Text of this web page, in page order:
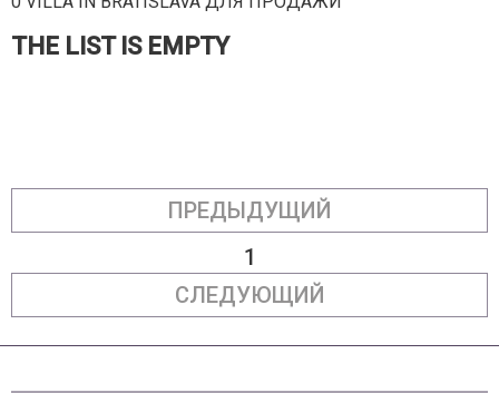
THE LIST IS EMPTY
ПРЕДЫДУЩИЙ
1
СЛЕДУЮЩИЙ